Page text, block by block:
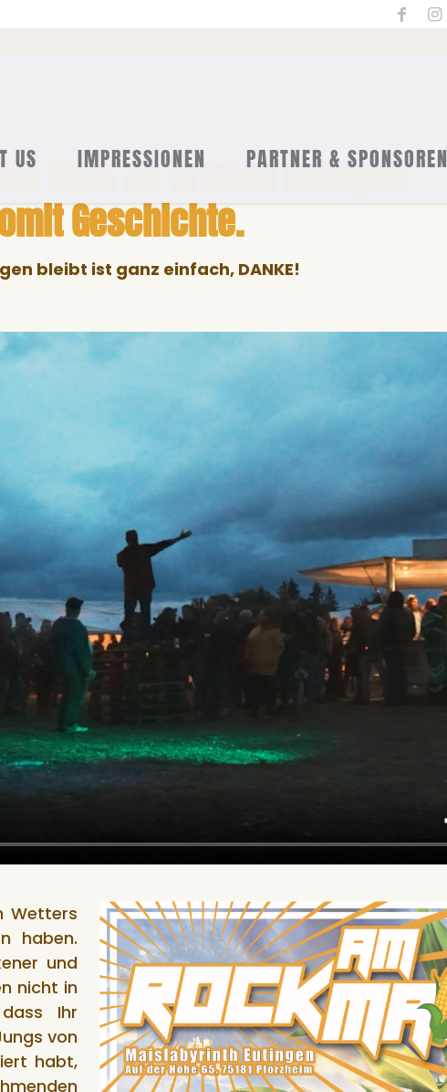
US IMPRESSIONEN PARTNER & SPONSOREN
MAIS im Ortsteil Eutingen
Geschichte.
bleibt ist ganz einfach, DANKE!
Wetters
haben.
und
nicht in
Ihr
von
habt,